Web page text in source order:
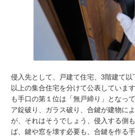
侵入先として、戸建て住宅、3階建て
以上の集合住宅を分けて公表していま
も手口の第１位は「無戸締り」となっ
ア錠破り、ガラス破り、合鍵が建物に
が、それはそうでしょう、侵入する側
ば、鍵や窓を壊す必要も、合鍵を作る